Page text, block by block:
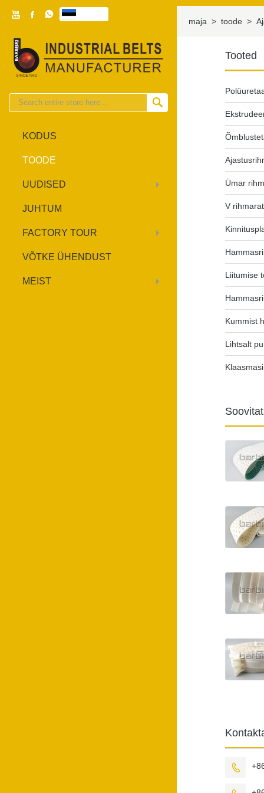
  

KODUS
TOODE
UUDISED
JUHTUM
FACTORY TOUR
VÕTKE ÜHENDUST
MEIST
maja > toode >
Tooted
Ümar
V
Liitumise
Kummist
Lihtsalt
